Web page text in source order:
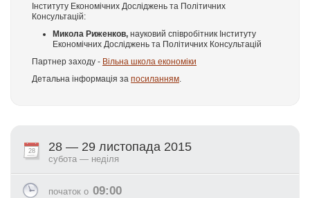
Інституту Економічних Досліджень та Політичних
Консультацій:
Микола Риженков, науковий співробітник Інституту
Економічних Досліджень та Політичних Консультацій
Партнер заходу - Вільна школа економіки
Детальна інформація за посиланням
28 28 — 29 листопада 2015
субота — неділя
початок о 09:00